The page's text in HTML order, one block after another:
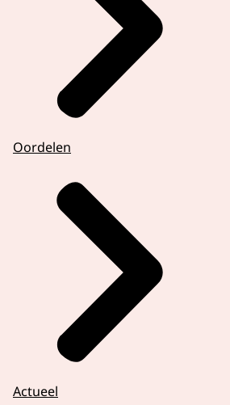
Oordelen
Actueel